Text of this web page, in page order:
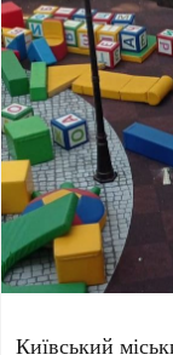
Київський